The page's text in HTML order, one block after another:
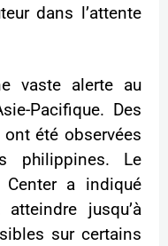
dans l’attente
vaste alerte au
Pacifique. Des
ont été observées
philippines. Le
Center a indiqué
jusqu’à
sur certains